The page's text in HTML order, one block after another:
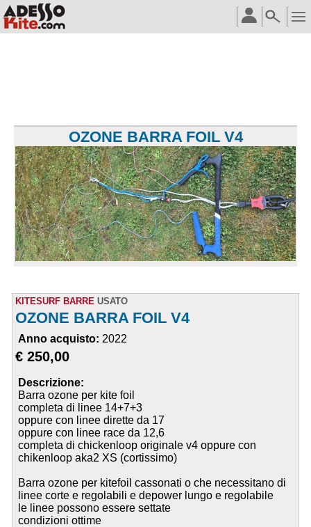
OZONE BARRA FOIL V4
KITESURF BARRE USATO
OZONE BARRA FOIL V4
Anno acquisto: 2022
€ 250,00
Descrizione:
Barra ozone per kite foil
completa di linee 14+7+3
oppure con linee dirette da 17
oppure con linee race da 12,6
completa di chickenloop originale v4 oppure con
chikenloop aka2 XS (cortissimo)
Barra ozone per kitefoil cassonati o che necessitano di
linee corte e regolabili e depower lungo e regolabile
le linee possono essere settate
condizioni ottime